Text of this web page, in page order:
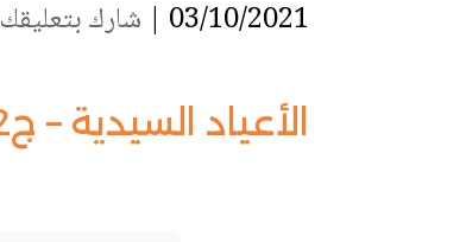
03/10/2021 | شارك بتعليقك
الأعياد السيدية – ج2